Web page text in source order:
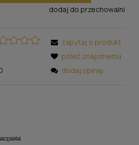
dodaj do przechowalni
zapytaj o produkt
poleć znajomemu
dodaj opinię